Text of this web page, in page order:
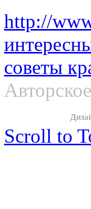
http://
советы
Scroll to